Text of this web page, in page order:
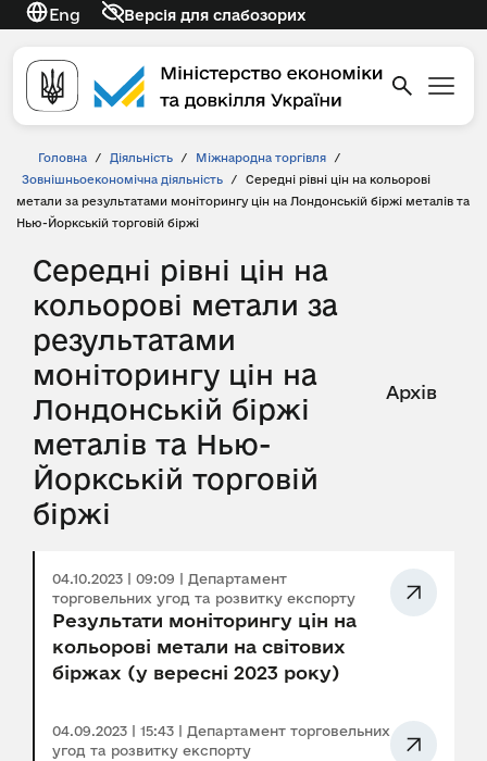
Eng Версія для слабозорих
Головна / Діяльність / Міжнародна торгівля
/
Зовнішньоекономічна діяльність
/
Середні рівні цін на кольорові
метали за результатами моніторингу цін на Лондонській біржі металів та
Нью-Йоркській торговій біржі
Середні рівні цін на
кольорові метали за
результатами
моніторингу цін на
Лондонській біржі
металів та Нью-
Йоркській торговій
біржі
Архів
04.10.2023 | 09:09 | Департамент
торговельних угод та розвитку експорту
Результати моніторингу цін на
кольорові метали на світових
біржах (у вересні 2023 року)
04.09.2023 | 15:43 | Департамент торговельних
угод та розвитку експорту